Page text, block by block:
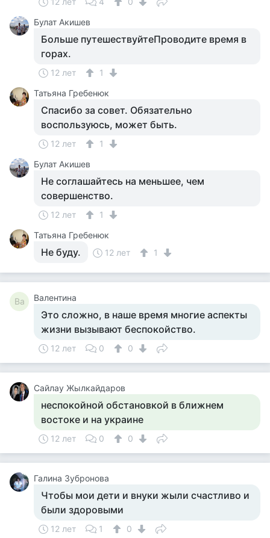
Булат Акишев
Больше путешествуйтеПроводите время в
горах.
12 лет
1
Татьяна Гребенюк
Спасибо за совет. Обязательно
воспользуюсь, может быть.
12 лет
1
Булат Акишев
Не соглашайтесь на меньшее, чем
совершенство.
12 лет
1
Татьяна Гребенюк
Не буду. 12 лет 1
Ва Валентина
Это сложно, в наше время многие аспекты
жизни вызывают беспокойство.
12 лет 0 0
Сайлау Жылкайдаров
неспокойной обстановкой в ближнем
востоке и на украине
12 лет 0 0
Галина Зубронова
Чтобы мои дети и внуки жыли счастливо и
были здоровыми
12 лет 1
0